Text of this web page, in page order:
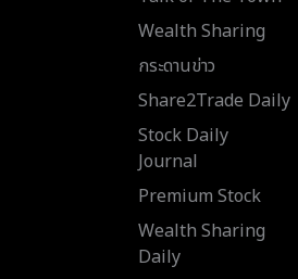
Wealth Sharing
กระดานข่าว
Share2Trade Daily
Stock Daily
Journal
Premium Stock
Wealth Sharing
Daily